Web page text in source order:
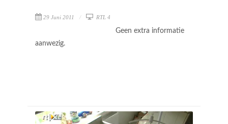
29 Juni 2011 RTL 4
Geen extra informatie
aanwezig.